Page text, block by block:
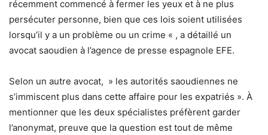
récemment commencé à fermer les yeux et à ne plus
persécuter personne, bien que ces lois soient utilisées
lorsqu’il y a un problème ou un crime « , a détaillé un
avocat saoudien à l’agence de presse espagnole EFE.
Selon un autre avocat, » les autorités saoudiennes ne
s’immiscent plus dans cette affaire pour les expatriés ». À
mentionner que les deux spécialistes préfèrent garder
l’anonymat, preuve que la question est tout de même